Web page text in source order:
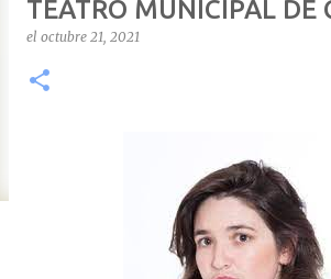
TEATRO MUNICIPAL DE
el octubre 21, 2021